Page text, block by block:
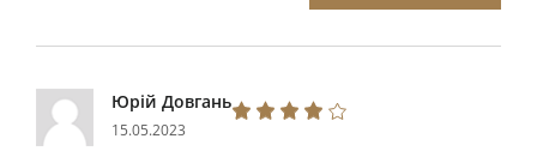
Юрій Довгань
15.05.2023